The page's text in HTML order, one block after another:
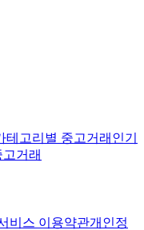
테고리별 중고거래 인기
거래
비스 이용약관개인정